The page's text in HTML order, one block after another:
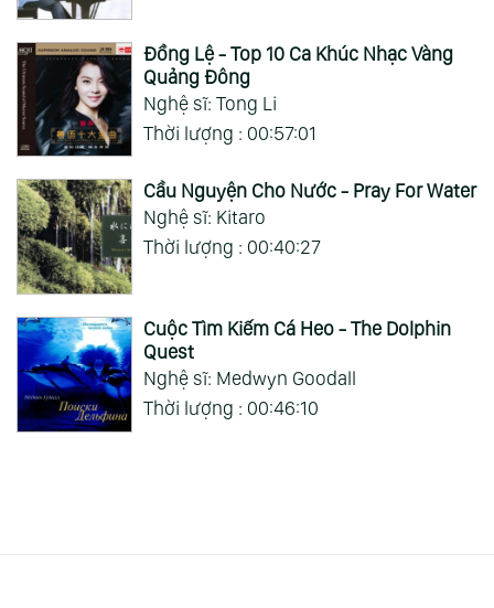
Đồng Lệ - Top 10 Ca Khúc Nhạc Vàng
Quảng Đông
Nghệ sĩ: Tong Li
Thời lượng : 00:57:01
Cầu Nguyện Cho Nước - Pray For Water
Nghệ sĩ: Kitaro
Thời lượng : 00:40:27
Cuộc Tìm Kiếm Cá Heo - The Dolphin
Quest
Nghệ sĩ: Medwyn Goodall
Thời lượng : 00:46:10